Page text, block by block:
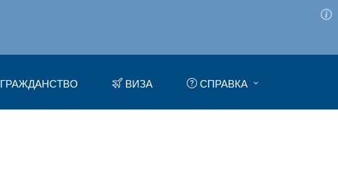
ГРАЖДАНСТВО ВИЗА СПРАВКА